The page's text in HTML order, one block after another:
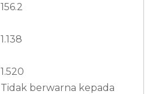
156.2
1.138
1.520
Tidak berwarna kepada